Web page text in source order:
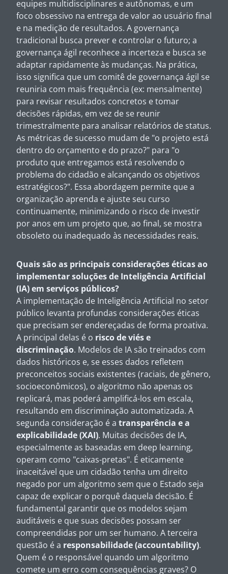
equipes multidisciplinares e autônomas, e um
foco obsessivo na entrega de valor ao usuário final
e na medição de resultados. A governança
tradicional busca prever e controlar o futuro; a
governança ágil reconhece a incerteza e busca se
adaptar rapidamente às mudanças. Na prática,
isso significa que um comitê de governança ágil se
reuniria com mais frequência (ex: mensalmente)
para revisar resultados concretos e tomar
decisões rápidas, em vez de se reunir
trimestralmente para analisar relatórios de status.
As métricas de sucesso mudam de "o projeto está
dentro do orçamento e do prazo?" para "o
produto que entregamos está resolvendo o
problema do cidadão e alcançando os objetivos
estratégicos?". Essa abordagem permite que a
organização aprenda e ajuste seu curso
continuamente, minimizando o risco de investir
por anos em um projeto que, ao final, se mostra
obsoleto ou inadequado às necessidades reais.
Quais são as principais considerações éticas ao
implementar soluções de Inteligência Artificial
(IA) em serviços públicos?
A implementação de Inteligência Artificial no setor
público levanta profundas considerações éticas
que precisam ser endereçadas de forma proativa.
A principal delas é o risco de viés e
discriminação. Modelos de IA são treinados com
dados históricos e, se esses dados refletem
preconceitos sociais existentes (raciais, de gênero,
socioeconômicos), o algoritmo não apenas os
replicará, mas poderá amplificá-los em escala,
resultando em discriminação automatizada. A
segunda consideração é a transparência e a
explicabilidade (XAI). Muitas decisões de IA,
especialmente as baseadas em deep learning,
operam como "caixas-pretas". É eticamente
inaceitável que um cidadão tenha um direito
negado por um algoritmo sem que o Estado seja
capaz de explicar o porquê daquela decisão. É
fundamental garantir que os modelos sejam
auditáveis e que suas decisões possam ser
compreendidas por um ser humano. A terceira
questão é a responsabilidade (accountability).
Quem é o responsável quando um algoritmo
comete um erro com consequências graves? O